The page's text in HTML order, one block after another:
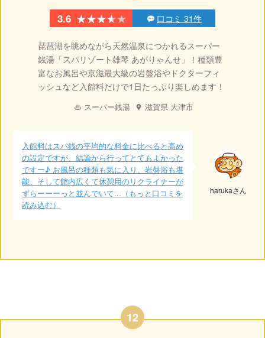
3.6 ★★★★★
★★★★★ 口コミ 31件
琵琶湖を眺めながら天然温泉につかれるスーパー
銭湯「スパリゾート雄琴 あがりゃんせ」！種類豊
富なお風呂や京滋最大級の岩盤浴やドクターフィ
ッシュなど入館料だけで1日たっぷり楽しめます！
スーパー銭湯 滋賀県 大津市
入館料はスパ銭の平均的な料金に比べると高め
の設定ですが、結論から行ってとてもよかった
ですー♪ お風呂の種類も気に入り、岩盤浴も堪
能、そして館内広くて休憩用のリクライナーが
ずらーーーっと並んでいて...（もっと口コミを
読み込む）
harukaさん
12